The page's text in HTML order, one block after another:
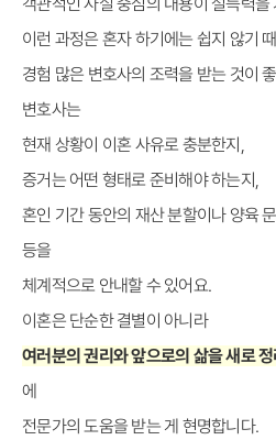
이런 과정은 혼자 하기에는 쉽지 않기
경험 많은 변호사의 조력을 받는 것이
변호사는
현재 상황이 이혼 사유로 충분한지,
증거는 어떤 형태로 준비해야 하는지,
혼인 기간 동안의 재산 분할이나 양육
등을
체계적으로 안내할 수 있어요.
이혼은 단순한 결별이 아니라
여러분의 권리와 앞으로의 삶을 새로
에
전문가의 도움을 받는 게 현명합니다.